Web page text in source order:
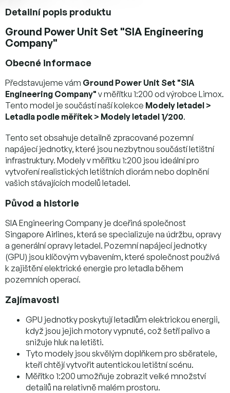
Detailní popis produktu
Ground Power Unit Set "SIA Engineering
Company"
Obecné informace
Představujeme vám Ground Power Unit Set "SIA
Engineering Company" v měřítku 1:200 od výrobce Limox.
Tento model je součástí naší kolekce Modely letadel >
Letadla podle měřítek > Modely letadel 1/200.
Tento set obsahuje detailně zpracované pozemní
napájecí jednotky, které jsou nezbytnou součástí letištní
infrastruktury. Modely v měřítku 1:200 jsou ideální pro
vytvoření realistických letištních diorám nebo doplnění
vašich stávajících modelů letadel.
Původ a historie
SIA Engineering Company je dceřiná společnost
Singapore Airlines, která se specializuje na údržbu, opravy
a generální opravy letadel. Pozemní napájecí jednotky
(GPU) jsou klíčovým vybavením, které společnost používá
k zajištění elektrické energie pro letadla během
pozemních operací.
Zajímavosti
GPU jednotky poskytují letadlům elektrickou energii,
když jsou jejich motory vypnuté, což šetří palivo a
snižuje hluk na letišti.
Tyto modely jsou skvělým doplňkem pro sběratele,
kteří chtějí vytvořit autentickou letištní scénu.
Měřítko 1:200 umožňuje zobrazit velké množství
detailů na relativně malém prostoru.